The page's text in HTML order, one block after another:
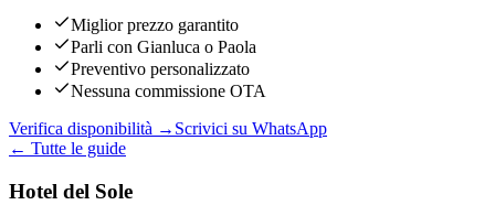
Miglior prezzo garantito
Parli con Gianluca o Paola
Preventivo personalizzato
Nessuna commissione OTA
Verifica disponibilità → Scrivici su WhatsApp
← Tutte le guide
Hotel del Sole